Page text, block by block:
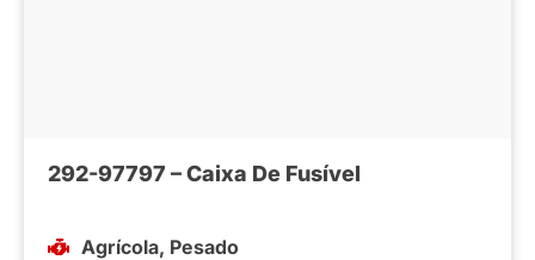
292-97797 – Caixa De Fusível
Agrícola, Pesado